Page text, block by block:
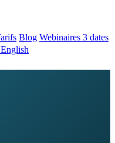
Blog Webinaires 3 dates